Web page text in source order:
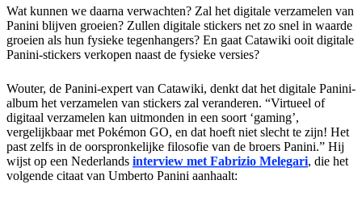
Wat kunnen we daarna verwachten? Zal het digitale verzamelen van
Panini blijven groeien? Zullen digitale stickers net zo snel in waarde
groeien als hun fysieke tegenhangers? En gaat Catawiki ooit digitale
Panini-stickers verkopen naast de fysieke versies?
Wouter, de Panini-expert van Catawiki, denkt dat het digitale Panini-
album het verzamelen van stickers zal veranderen. “Virtueel of
digitaal verzamelen kan uitmonden in een soort ‘gaming’,
vergelijkbaar met Pokémon GO, en dat hoeft niet slecht te zijn! Het
past zelfs in de oorspronkelijke filosofie van de broers Panini.” Hij
wijst op een Nederlands interview met Fabrizio Melegari, die het
volgende citaat van Umberto Panini aanhaalt: